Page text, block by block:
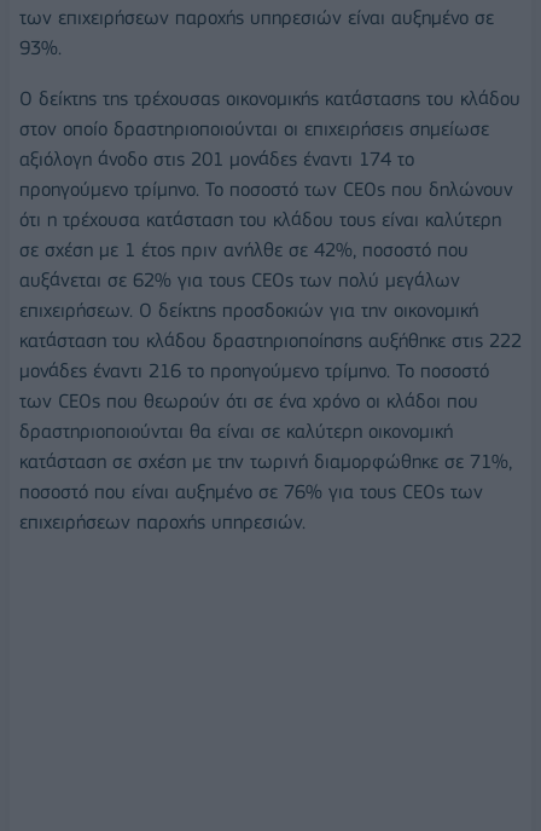
των επιχειρήσεων παροχής υπηρεσιών είναι αυξημένο σε
93%.
Ο δείκτης της τρέχουσας οικονομικής κατάστασης του κλάδου
στον οποίο δραστηριοποιούνται οι επιχειρήσεις σημείωσε
αξιόλογη άνοδο στις 201 μονάδες έναντι 174 το
προηγούμενο τρίμηνο. Το ποσοστό των CEOs που δηλώνουν
ότι η τρέχουσα κατάσταση του κλάδου τους είναι καλύτερη
σε σχέση με 1 έτος πριν ανήλθε σε 42%, ποσοστό που
αυξάνεται σε 62% για τους CEOs των πολύ μεγάλων
επιχειρήσεων. Ο δείκτης προσδοκιών για την οικονομική
κατάσταση του κλάδου δραστηριοποίησης αυξήθηκε στις 222
μονάδες έναντι 216 το προηγούμενο τρίμηνο. Το ποσοστό
των CEOs που θεωρούν ότι σε ένα χρόνο οι κλάδοι που
δραστηριοποιούνται θα είναι σε καλύτερη οικονομική
κατάσταση σε σχέση με την τωρινή διαμορφώθηκε σε 71%,
ποσοστό που είναι αυξημένο σε 76% για τους CEOs των
επιχειρήσεων παροχής υπηρεσιών.